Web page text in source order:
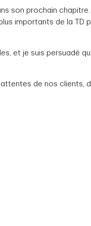
son prochain chapitre.
importants de la TD
et je suis persuadé
de nos clients,